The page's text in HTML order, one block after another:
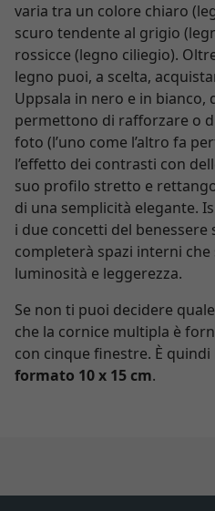
varia tra un colore chiaro
scuro tendente al grigio
rossicce (legno ciliegio).
legno puoi, a scelta,
Uppsala in nero e in bianco,
permettono di rafforzare o
foto (l’uno come l’altro fa
l’effetto dei contrasti con
suo profilo stretto e
di una semplicità elegante.
i due concetti del benessere
completerà spazi interni
luminosità e leggerezza.
Se non ti puoi decidere
che la cornice multipla è
con cinque finestre. È quindi
formato 10 x 15 cm.